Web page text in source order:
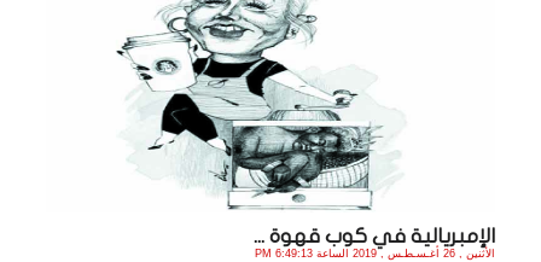
الإمبريالية في كوب قهوة ...
الأثنين , 26 أغـسـطـس , 2019 الساعة 6:49:13 PM